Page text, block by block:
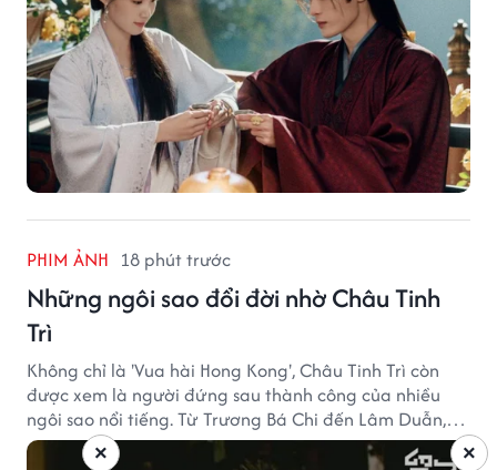
PHIM ẢNH 18 phút trước
Những ngôi sao đổi đời nhờ Châu Tinh
Trì
Không chỉ là 'Vua hài Hong Kong', Châu Tinh Trì còn
được xem là người đứng sau thành công của nhiều
ngôi sao nổi tiếng. Từ Trương Bá Chi đến Lâm Duẫn,
không ít diễn viên đã bước sang trang mới trong sự
×
×